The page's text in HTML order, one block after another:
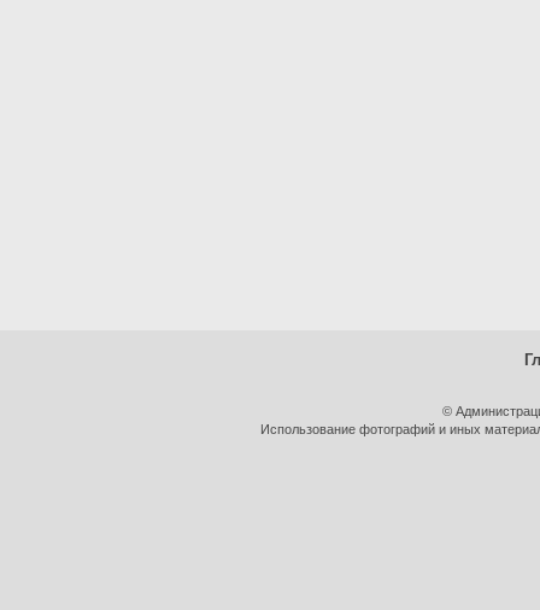
©
Использование фотографий и иных